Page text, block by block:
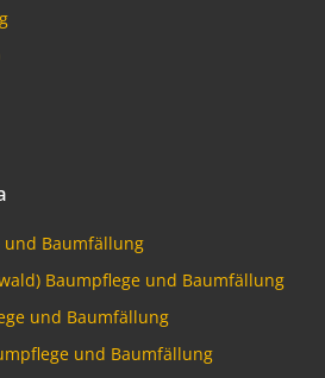
und Baumfällung
Baumpflege und Baumfällung
und Baumfällung
und Baumfällung